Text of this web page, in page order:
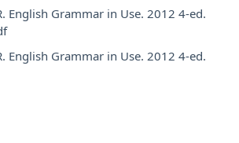
English Grammar in Use. 2012 4-ed.
English Grammar in Use. 2012 4-ed.